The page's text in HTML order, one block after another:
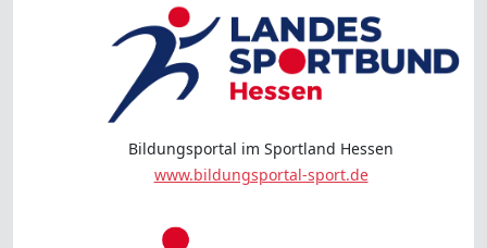
Bildungsportal im Sportland Hessen
www.bildungsportal-sport.de